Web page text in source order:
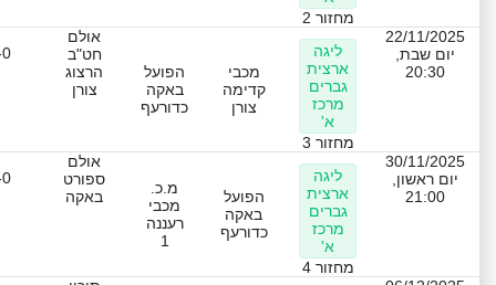
מחזור 2
22/11/2025
יום שבת,
20:30
ליגה
ארצית
גברים
מרכז
א'
מחזור 3
מכבי
קדימה
צורן
הפועל
באקה
כדורעף
אולם
חט"ב
הרצוג
צורן
30/11/2025
יום ראשון,
21:00
ליגה
ארצית
גברים
מרכז
א'
מחזור 4
הפועל
באקה
כדורעף
מ.כ.
מכבי
רעננה
1
אולם
ספורט
באקה